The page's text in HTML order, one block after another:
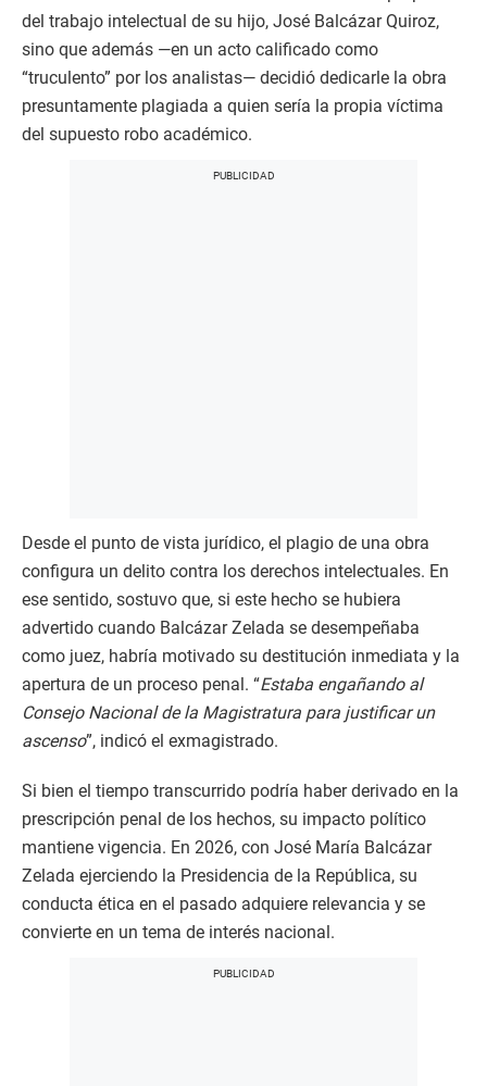
del trabajo intelectual de su hijo, José Balcázar Quiroz,
sino que además —en un acto calificado como
“truculento” por los analistas— decidió dedicarle la obra
presuntamente plagiada a quien sería la propia víctima
del supuesto robo académico.
Desde el punto de vista jurídico, el plagio de una obra
configura un delito contra los derechos intelectuales. En
ese sentido, sostuvo que, si este hecho se hubiera
advertido cuando Balcázar Zelada se desempeñaba
como juez, habría motivado su destitución inmediata y la
apertura de un proceso penal. “Estaba engañando al
Consejo Nacional de la Magistratura para justificar un
ascenso”, indicó el exmagistrado.
Si bien el tiempo transcurrido podría haber derivado en la
prescripción penal de los hechos, su impacto político
mantiene vigencia. En 2026, con José María Balcázar
Zelada ejerciendo la Presidencia de la República, su
conducta ética en el pasado adquiere relevancia y se
convierte en un tema de interés nacional.